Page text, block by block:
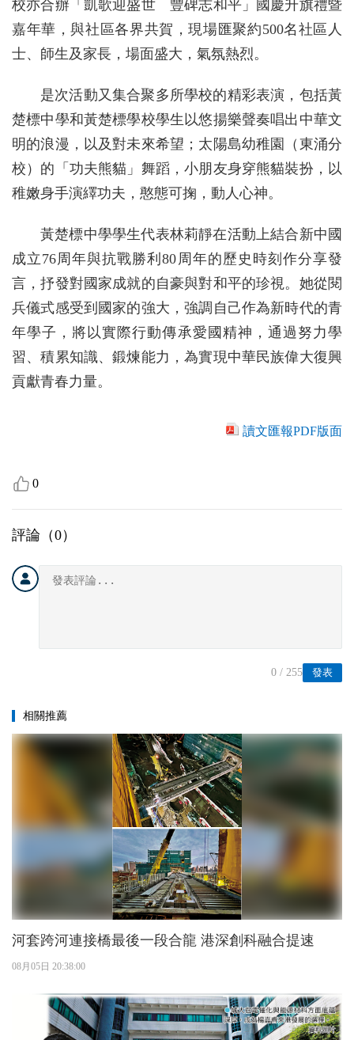
校亦合辦「凱歌迎盛世 豐碑志和平」國慶升旗禮暨
嘉年華，與社區各界共賀，現場匯聚約500名社區人
士、師生及家長，場面盛大，氣氛熱烈。
是次活動又集合聚多所學校的精彩表演，包括黃
楚標中學和黃楚標學校學生以悠揚樂聲奏唱出中華文
明的浪漫，以及對未來希望；太陽島幼稚園（東涌分
校）的「功夫熊貓」舞蹈，小朋友身穿熊貓裝扮，以
稚嫩身手演繹功夫，憨態可掬，動人心神。
黃楚標中學學生代表林莉靜在活動上結合新中國
成立76周年與抗戰勝利80周年的歷史時刻作分享發
言，抒發對國家成就的自豪與對和平的珍視。她從閱
兵儀式感受到國家的強大，強調自己作為新時代的青
年學子，將以實際行動傳承愛國精神，通過努力學
習、積累知識、鍛煉能力，為實現中華民族偉大復興
貢獻青春力量。
讀文匯報PDF版面
0
評論（0）
發表
0 / 255
相關推薦
河套跨河連接橋最後一段合龍 港深創科融合提速
08月05日 20:38:00